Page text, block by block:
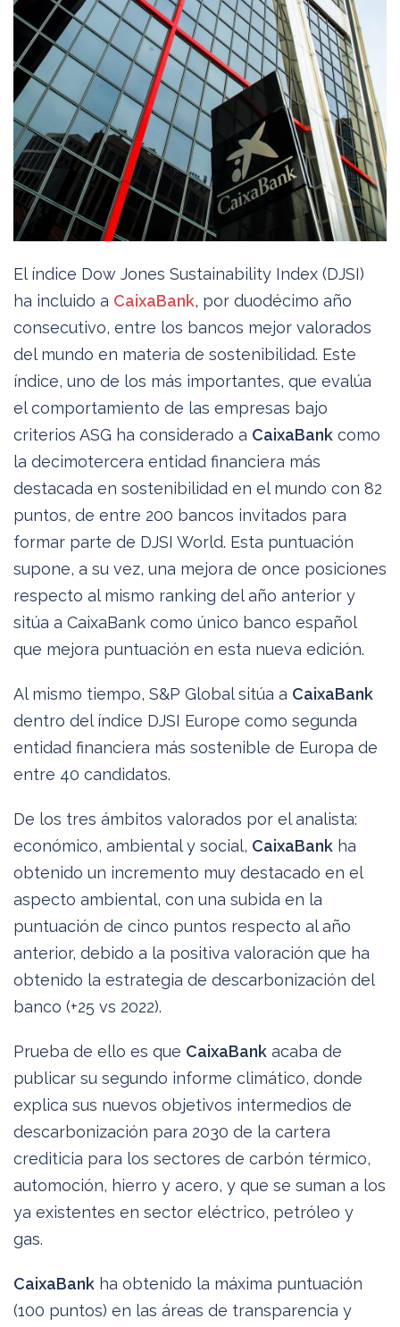
El índice Dow Jones Sustainability Index (DJSI)
ha incluido a CaixaBank, por duodécimo año
consecutivo, entre los bancos mejor valorados
del mundo en materia de sostenibilidad. Este
índice, uno de los más importantes, que evalúa
el comportamiento de las empresas bajo
criterios ASG ha considerado a CaixaBank como
la decimotercera entidad financiera más
destacada en sostenibilidad en el mundo con 82
puntos, de entre 200 bancos invitados para
formar parte de DJSI World. Esta puntuación
supone, a su vez, una mejora de once posiciones
respecto al mismo ranking del año anterior y
sitúa a CaixaBank como único banco español
que mejora puntuación en esta nueva edición.
Al mismo tiempo, S&P Global sitúa a CaixaBank
dentro del índice DJSI Europe como segunda
entidad financiera más sostenible de Europa de
entre 40 candidatos.
De los tres ámbitos valorados por el analista:
económico, ambiental y social, CaixaBank ha
obtenido un incremento muy destacado en el
aspecto ambiental, con una subida en la
puntuación de cinco puntos respecto al año
anterior, debido a la positiva valoración que ha
obtenido la estrategia de descarbonización del
banco (+25 vs 2022).
Prueba de ello es que CaixaBank acaba de
publicar su segundo informe climático, donde
explica sus nuevos objetivos intermedios de
descarbonización para 2030 de la cartera
crediticia para los sectores de carbón térmico,
automoción, hierro y acero, y que se suman a los
ya existentes en sector eléctrico, petróleo y
gas.
CaixaBank ha obtenido la máxima puntuación
(100 puntos) en las áreas de transparencia y